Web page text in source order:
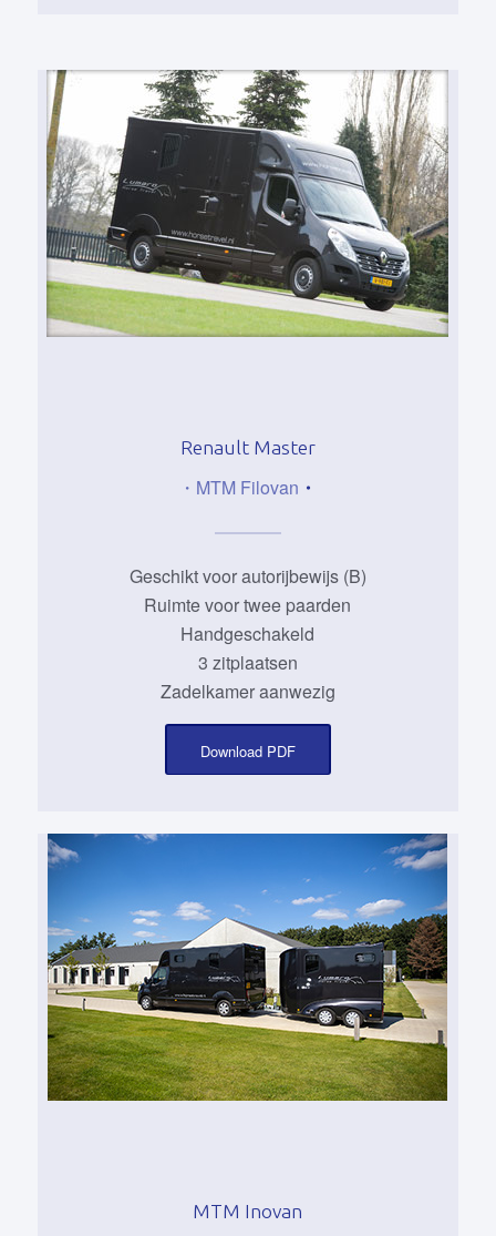
Renault Master
・MTM Filovan ・
Geschikt voor autorijbewijs (B)
Ruimte voor twee paarden
Handgeschakeld
3 zitplaatsen
Zadelkamer aanwezig
Download PDF
MTM Inovan